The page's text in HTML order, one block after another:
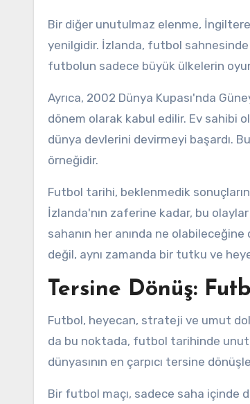
Bir diğer unutulmaz elenme,
yenilgidir. İzlanda, futbol sahnesinde
futbolun sadece büyük ülkelerin
Ayrıca, 2002 Dünya Kupası'nda
dönem olarak kabul edilir. Ev sahibi
dünya devlerini devirmeyi başardı.
örneğidir.
Futbol tarihi, beklenmedik
İzlanda'nın zaferine kadar, bu
sahanın her anında ne
değil, aynı zamanda bir tutku ve
Tersine Dönüş:
Futbol, heyecan, strateji ve umut
da bu noktada, futbol tarihinde
dünyasının en çarpıcı tersine
Bir futbol maçı, sadece saha içinde